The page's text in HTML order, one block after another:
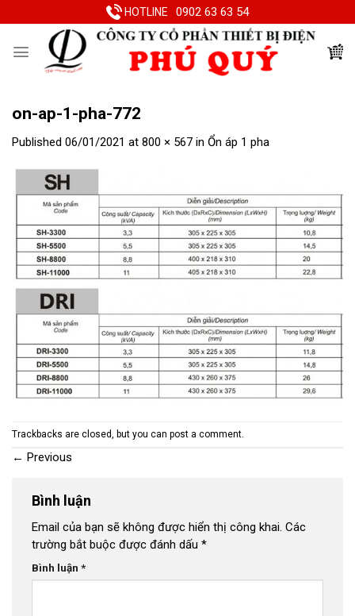
to
HOTLINE 0902 63 63 54
on-ap-1-pha-772
Published 06/01/2021 at 800 × 567 in Ổn áp 1 pha
Trackbacks are closed, but you can post a comment.
← Previous
Bình luận
Email của bạn sẽ không được hiển thị công khai. Các
trường bắt buộc được đánh dấu *
Bình luận *